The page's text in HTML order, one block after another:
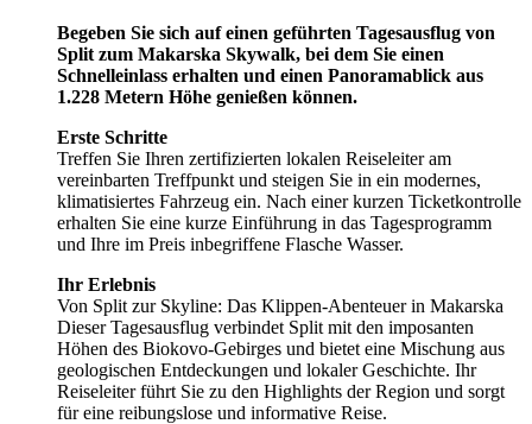
Begeben Sie sich auf einen geführten Tagesausflug von
Split zum Makarska Skywalk, bei dem Sie einen
Schnelleinlass erhalten und einen Panoramablick aus
1.228 Metern Höhe genießen können.
Erste Schritte
Treffen Sie Ihren zertifizierten lokalen Reiseleiter am
vereinbarten Treffpunkt und steigen Sie in ein modernes,
klimatisiertes Fahrzeug ein. Nach einer kurzen Ticketkontrolle
erhalten Sie eine kurze Einführung in das Tagesprogramm
und Ihre im Preis inbegriffene Flasche Wasser.
Ihr Erlebnis
Von Split zur Skyline: Das Klippen-Abenteuer in Makarska
Dieser Tagesausflug verbindet Split mit den imposanten
Höhen des Biokovo-Gebirges und bietet eine Mischung aus
geologischen Entdeckungen und lokaler Geschichte. Ihr
Reiseleiter führt Sie zu den Highlights der Region und sorgt
für eine reibungslose und informative Reise.